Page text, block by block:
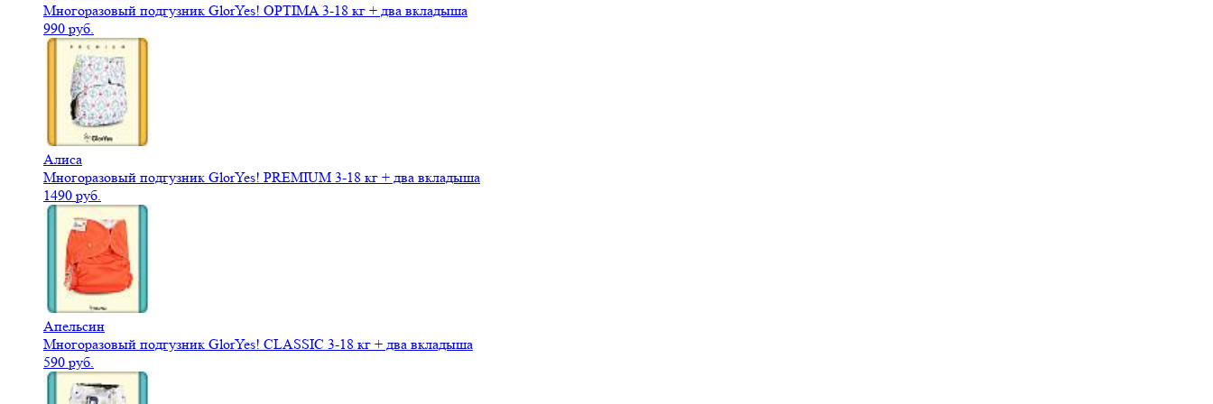
Многоразовый подгузник GlorYes! OPTIMA 3-18 кг + два вкладыша
990 руб.
Алиса
Многоразовый подгузник GlorYes! PREMIUM 3-18 кг + два вкладыша
1490 руб.
Апельсин
Многоразовый подгузник GlorYes! CLASSIC 3-18 кг + два вкладыша
590 руб.